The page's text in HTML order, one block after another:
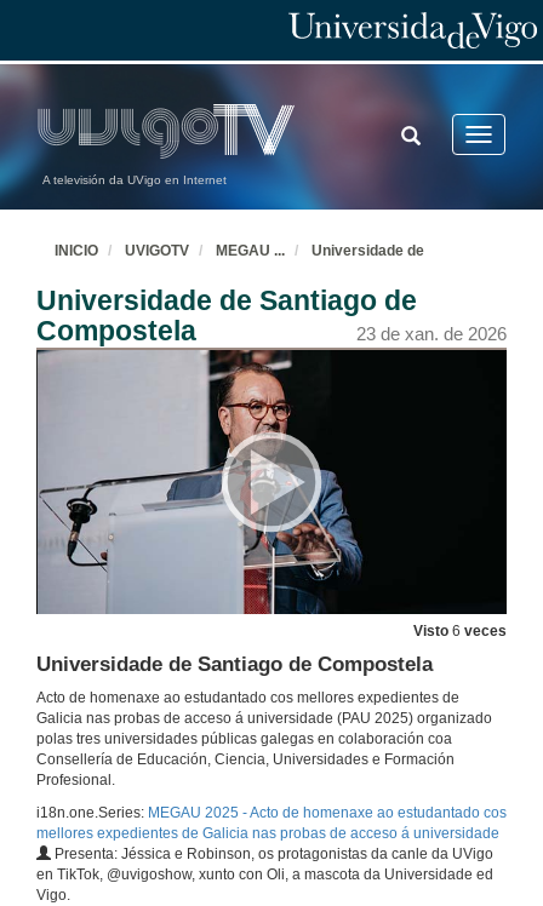
A televisión da UVigo en Internet
Toggle
TOGGLE
SEARCH
INICIO UVIGOTV MEGAU ... Universidade de
Universidade de Santiago de
Compostela
23 de xan. de 2026
Visto 6 veces
Universidade de Santiago de Compostela
Acto de homenaxe ao estudantado cos mellores expedientes de
Galicia nas probas de acceso á universidade (PAU 2025) organizado
polas tres universidades públicas galegas en colaboración coa
Consellería de Educación, Ciencia, Universidades e Formación
Profesional.
i18n.one.Series: MEGAU 2025 - Acto de homenaxe ao estudantado cos
mellores expedientes de Galicia nas probas de acceso á universidade
Presenta: Jéssica e Robinson, os protagonistas da canle da UVigo
en TikTok, @uvigoshow, xunto con Oli, a mascota da Universidade ed
Vigo.
MEGAU 2025 - Acto de homenaxe ao estudantado cos mellores expedientes de Galicia nas probas de acceso á universidade
23 de xan. de 2026